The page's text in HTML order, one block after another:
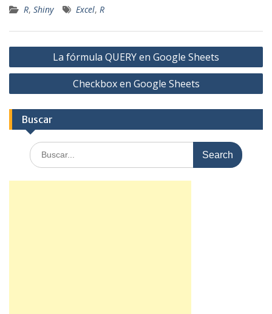
R, Shiny Excel, R
Post
navigation
La fórmula QUERY en Google Sheets
Checkbox en Google Sheets
Buscar
Search
for: